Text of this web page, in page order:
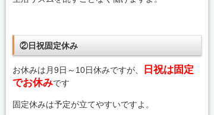
②日祝固定休み
お休みは月9日～10日休みですが、
日祝は固定
でお休みです
固定休みは予定が立てやすいですよ。